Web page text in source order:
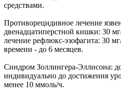
средствами.
Противорецидивное лечение
двенадцатиперстной кишки: 30
лечение рефлюкс-эзофагита: 30
времени - до 6 месяцев.
Синдром Золлингера-Эллисона:
индивидуально до достижения
менее 10 ммоль/ч.